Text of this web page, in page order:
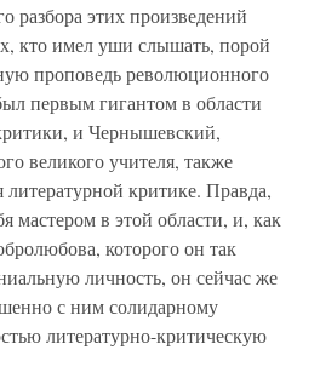
разбора этих произведений
кто имел уши слышать, порой
проповедь революционного
первым гигантом в области
и Чернышевский,
великого учителя, также
критике. Правда,
мастером в этой области, и, как
которого он так
личность, он сейчас же
с ним солидарному
литературно-критическую